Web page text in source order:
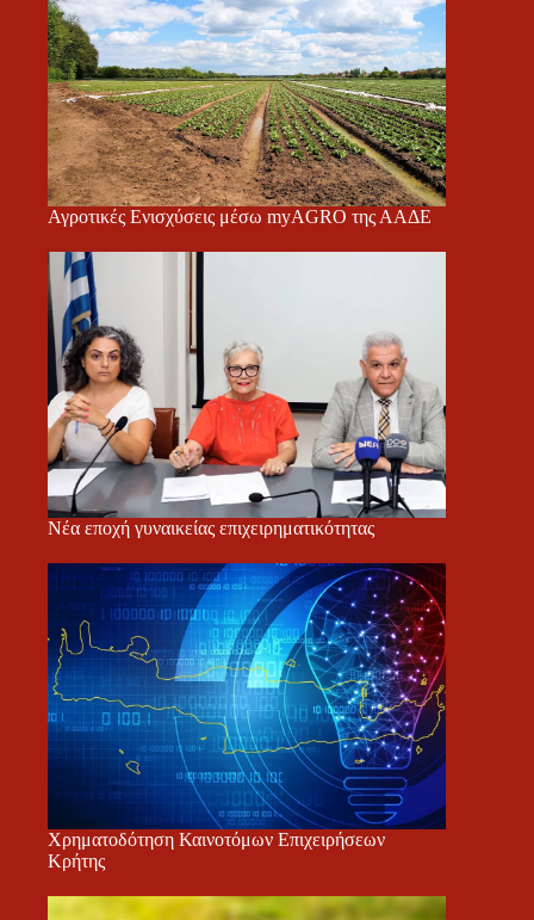
Αγροτικές Ενισχύσεις μέσω myAGRO της ΑΑΔΕ
Νέα εποχή γυναικείας επιχειρηματικότητας
Χρηματοδότηση Καινοτόμων Επιχειρήσεων
Κρήτης